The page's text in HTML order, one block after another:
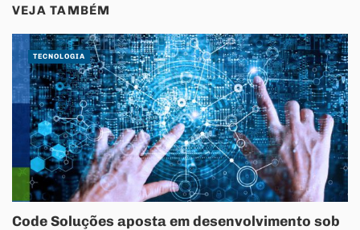
VEJA TAMBÉM
Code Soluções aposta em desenvolvimento sob
TECNOLOGIA